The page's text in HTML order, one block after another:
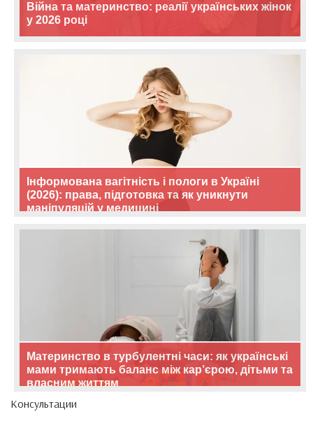
Війна та материнство: реалії українських жінок
у 2026 році
Інформована вагітність і пологи в Україні
(2026): права, підготовка та як уникнути
маніпуляцій у медицині
Материнство в турбулентні часи: як українські
мами тримають баланс між кар’єрою, дітьми та
власним життям
Консультации